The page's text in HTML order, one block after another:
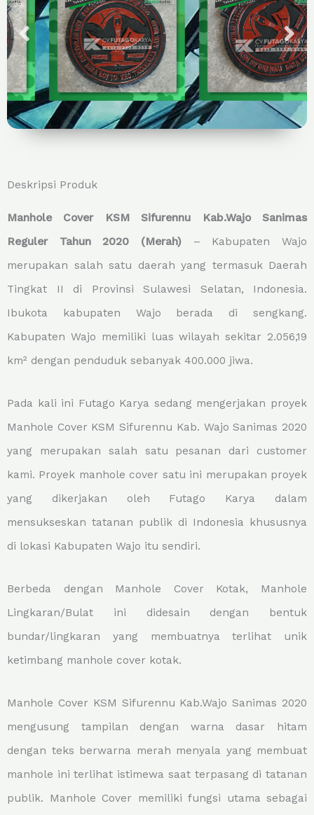
Deskripsi Produk
Manhole Cover KSM Sifurennu Kab.Wajo Sanimas
Reguler Tahun 2020 (Merah) – Kabupaten Wajo
merupakan salah satu daerah yang termasuk Daerah
Tingkat II di Provinsi Sulawesi Selatan, Indonesia.
Ibukota kabupaten Wajo berada di sengkang.
Kabupaten Wajo memiliki luas wilayah sekitar 2.056,19
km² dengan penduduk sebanyak 400.000 jiwa.
Pada kali ini Futago Karya sedang mengerjakan proyek
Manhole Cover KSM Sifurennu Kab. Wajo Sanimas 2020
yang merupakan salah satu pesanan dari customer
kami. Proyek manhole cover satu ini merupakan proyek
yang dikerjakan oleh Futago Karya dalam
mensukseskan tatanan publik di Indonesia khususnya
di lokasi Kabupaten Wajo itu sendiri.
Berbeda dengan Manhole Cover Kotak, Manhole
Lingkaran/Bulat ini didesain dengan bentuk
bundar/lingkaran yang membuatnya terlihat unik
ketimbang manhole cover kotak.
Manhole Cover KSM Sifurennu Kab.Wajo Sanimas 2020
mengusung tampilan dengan warna dasar hitam
dengan teks berwarna merah menyala yang membuat
manhole ini terlihat istimewa saat terpasang di tatanan
publik. Manhole Cover memiliki fungsi utama sebagai